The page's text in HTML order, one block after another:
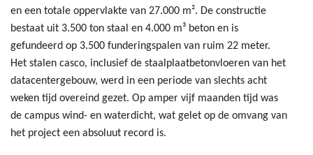
en een totale oppervlakte van 27.000 m². De constructie
bestaat uit 3.500 ton staal en 4.000 m³ beton en is
gefundeerd op 3.500 funderingspalen van ruim 22 meter.
Het stalen casco, inclusief de staalplaatbetonvloeren van het
datacentergebouw, werd in een periode van slechts acht
weken tijd overeind gezet. Op amper vijf maanden tijd was
de campus wind- en waterdicht, wat gelet op de omvang van
het project een absoluut record is.